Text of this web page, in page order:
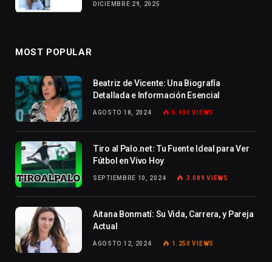
DICIEMBRE 29, 2025
MOST POPULAR
Beatriz de Vicente: Una Biografía
Detallada e Información Esencial
AGOSTO 18, 2024 5.900VIEWS
Tiro al Palo.net: Tu Fuente Ideal para Ver
Fútbol en Vivo Hoy
SEPTIEMBRE 10, 2024 3.089VIEWS
Aitana Bonmatí: Su Vida, Carrera, y Pareja
Actual
AGOSTO 12, 2024 1.250VIEWS